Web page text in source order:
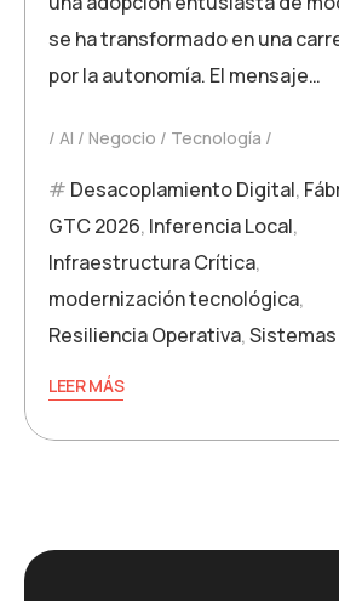
se ha transformado en una
por la autonomía. El mensaje…
AI Negocio Tecnología
Desacoplamiento Digital,
GTC 2026, Inferencia Local,
Infraestructura Crítica,
modernización tecnológica,
Resiliencia Operativa,
LEER MÁS